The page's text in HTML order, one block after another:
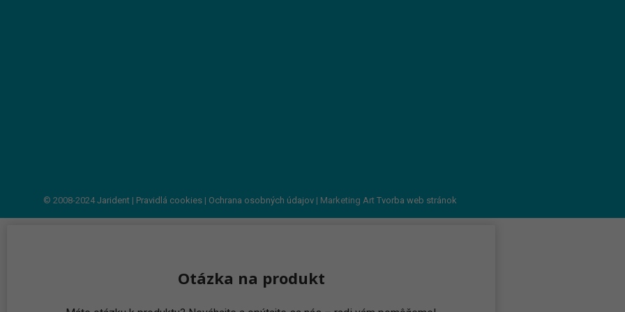
© 2008-2024Jarident | Pravidlá cookies | Ochrana osobných údajov | Marketing Art Tvorba web stránok
Otázka na produkt